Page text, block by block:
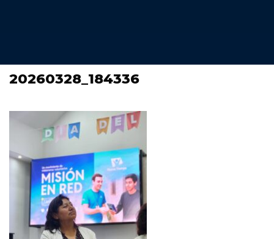
20260328_184336